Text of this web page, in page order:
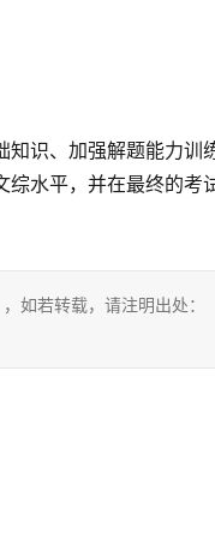
知识、加强解题能力训
综水平，并在最终的考
，如若转载，请注明出处：